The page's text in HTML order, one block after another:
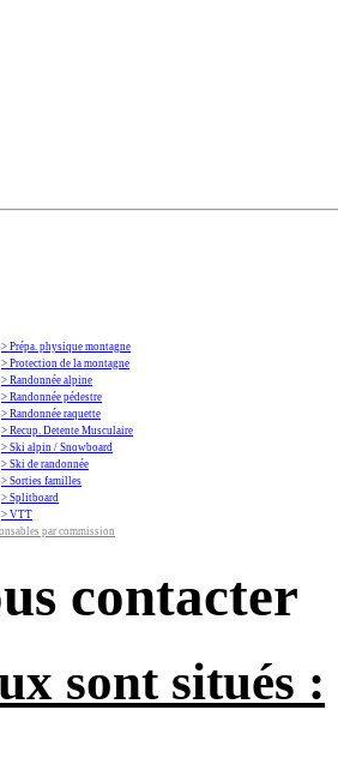
> Prépa. physique montagne
> Protection de la montagne
> Randonnée alpine
> Randonnée pédestre
> Randonnée raquette
> Recup. Detente Musculaire
> Ski alpin / Snowboard
> Ski de randonnée
> Sorties familles
> Splitboard
> VTT
par commission
contacter
sont situés :